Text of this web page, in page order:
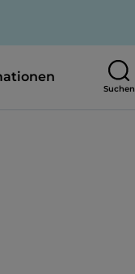
Suchen